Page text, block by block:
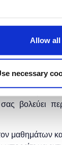
Allow all
necessary
.
με το ίδιο
βολεύει
μαθημάτων